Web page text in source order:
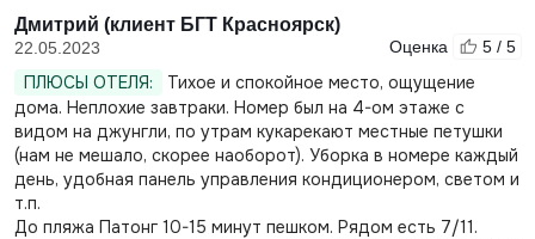
Дмитрий (клиент БГТ Красноярск)
22.05.2023 Оценка 5 / 5
ПЛЮСЫ ОТЕЛЯ:
Тихое и спокойное место, ощущение
дома. Неплохие завтраки. Номер был на 4-ом этаже с
видом на джунгли, по утрам кукарекают местные петушки
(нам не мешало, скорее наоборот). Уборка в номере каждый
день, удобная панель управления кондиционером, светом и
т.п.
До пляжа Патонг 10-15 минут пешком. Рядом есть 7/11.